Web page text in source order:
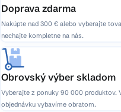
Doprava zdarma
Nakúpte nad 300 € alebo vyberajte
nechajte kompletne na nás.
Obrovský výber skladom
Vyberajte z ponuky 90 000 produktov.
objednávku vybavíme obratom.